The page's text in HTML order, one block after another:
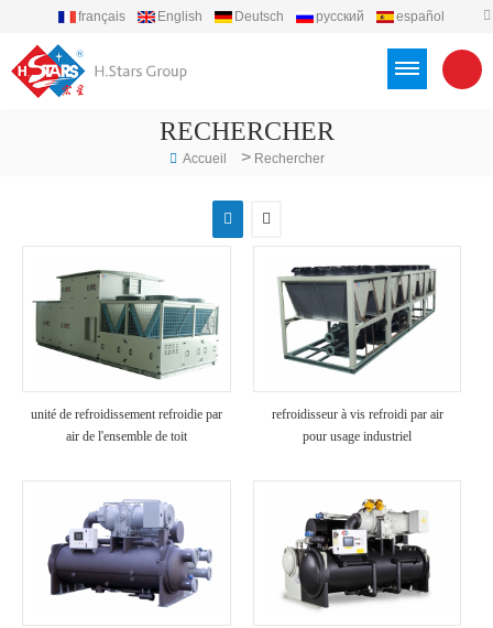
français English Deutsch русский
español
RECHERCHER
Accueil > Rechercher
unité de refroidissement refroidie par
air de l'ensemble de toit
refroidisseur à vis refroidi par air
pour usage industriel